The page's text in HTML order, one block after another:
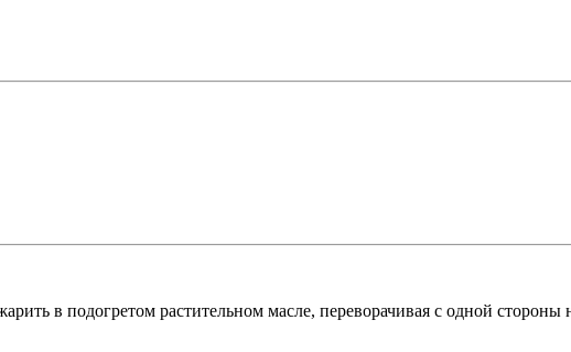
в подогретом растительном масле, переворачивая с одной